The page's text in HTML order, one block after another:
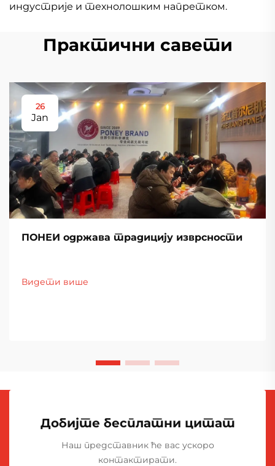
индустрије и технолошким напретком.
Практични савети
26
Jan
ПОНЕИ одржава традицију изврсности
Видети више
Добијте бесплатни цитат
Наш представник ће вас ускоро
контактирати.